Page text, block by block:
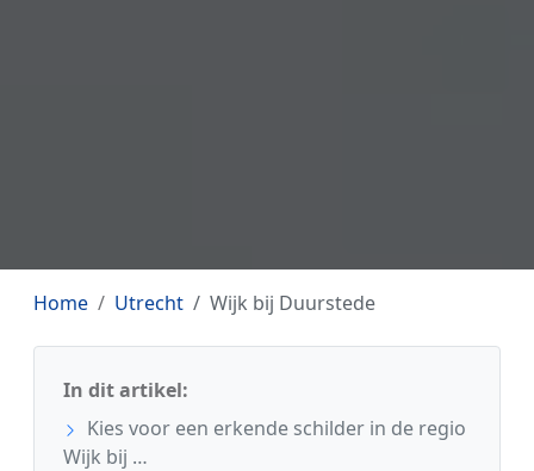
Home Utrecht Wijk bij Duurstede
In dit artikel:
Kies voor een erkende schilder in de regio
Wijk bij …